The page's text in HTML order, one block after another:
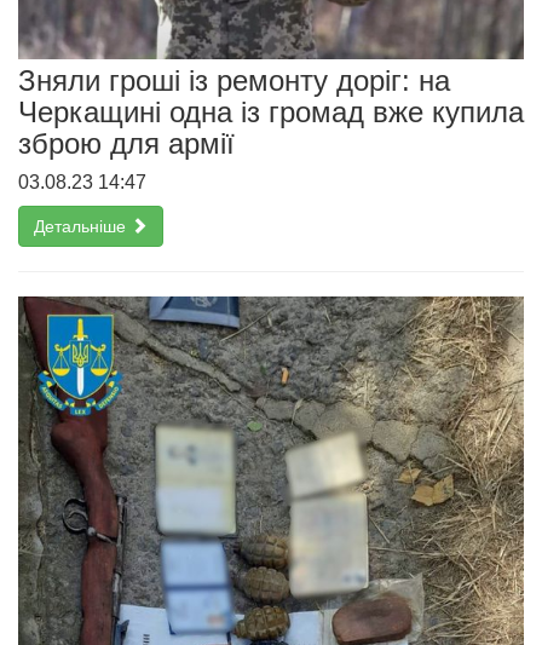
Зняли гроші із ремонту доріг: на
Черкащині одна із громад вже купила
зброю для армії
03.08.23 14:47
Детальніше